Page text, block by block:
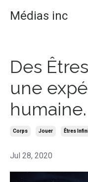
Médias inc
Des
une
humaine.
Corps Jouer Êtres
Jul 28, 2020